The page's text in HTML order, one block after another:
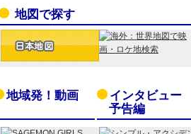
地図で探す
地域発！動画
インタビュー
予告編